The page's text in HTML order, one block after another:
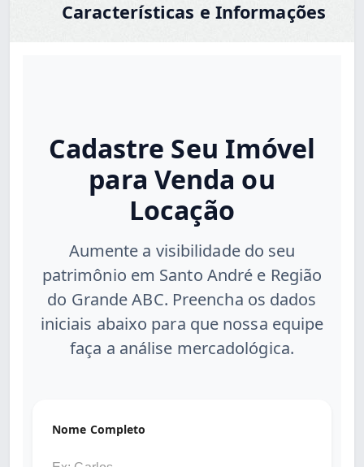
Características e Informações
Cadastre Seu Imóvel
para Venda ou
Locação
Aumente a visibilidade do seu
patrimônio em Santo André e Região
do Grande ABC. Preencha os dados
iniciais abaixo para que nossa equipe
faça a análise mercadológica.
Nome Completo